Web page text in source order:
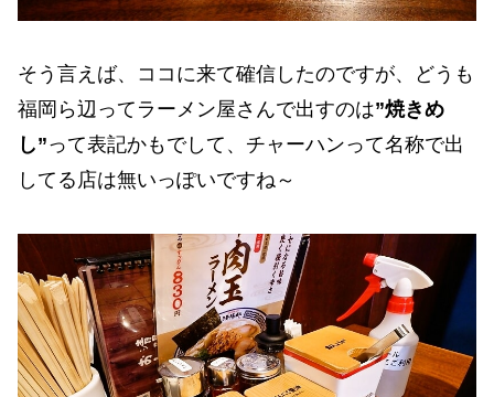
そう言えば、ココに来て確信したのですが、どうも
福岡ら辺ってラーメン屋さんで出すのは”焼きめ
し”って表記かもでして、チャーハンって名称で出
してる店は無いっぽいですね～